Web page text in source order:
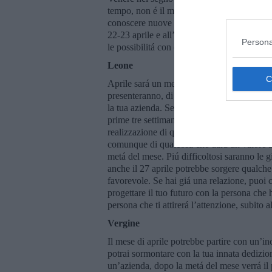
tempo, non é il momento, quando la
conoscere nuove persone, il 12-13-14
22-23 aprile e all’inizio dell’ultima
le possibilitá con entusiasmo.
Leone
Aprile sará un mese con tante iniziative.
presenteranno, di cui dovrai approfittare
la tua azienda. Se invece fossi alla ricerca
prime tre settimane. Il 12 aprile la Luna
realizzazione di qualcosa importante per
comunque di qualcosa che dará un valore
metá del mese. Piú difficoltosi saranno le
anche il 27 aprile potrebbe sorgere
favorevole. Se hai giá una relazione, puoi
progettare il tuo futuro con la persona che
persona che ti attirerá l’attenzione, subito
Vergine
Il mese di aprile potrebbe partire con
potrai sormontare con la tua innata
un’azienda, dopo la metá del mese verrá